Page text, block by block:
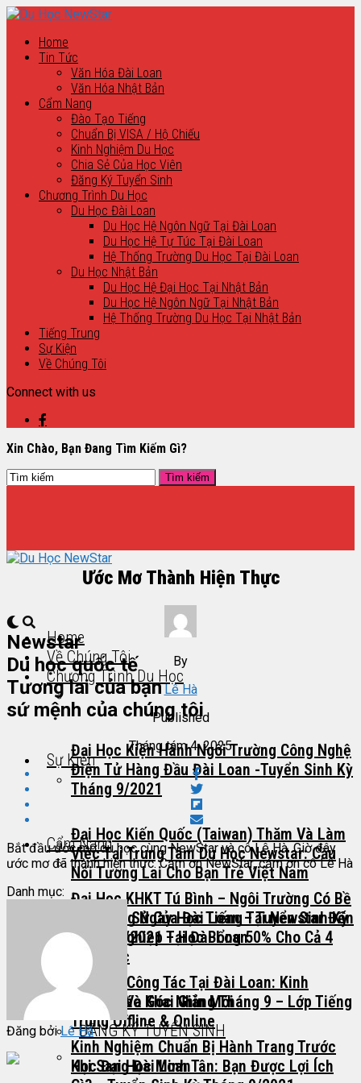
Home
Tin Tức
Văn Hóa Đài Loan
Văn Hóa Nhật Bản
Cẩm Nang
Đào Tạo Tiếng
Chuẩn Bị VISA / Hộ Chiếu
Kinh Nghiệm Du Học
Chia Sẻ Của Học Viên
Đăng Ký Tuyển Sinh
Chương Trình Du Học
Du Học Đài Loan
Du Học Hệ Ngôn Ngữ Tại Đài Loan
Du Học Hệ Tự Túc Tại Đài Loan
Hệ Thống Trường Du Học Tại Đài Loan
Du Học Nhật Bản
Du Học Hệ Đại Học Tại Nhật Bản
Du Học Hệ Ngôn Ngữ Tại Nhật Bản
Hệ Thống Trường Du Học Tại Nhật Bản
Tiếng Trung
Sự Kiện
Về Chúng Tôi
Connect with us
Xin Chào, Bạn Đang Tìm Kiếm Gì?
Newstar
Du học quốc tế
Tương lai của bạn
sứ mệnh của chúng tôi
Home
Về Chúng Tôi
Chương Trình Du Học
Đại Học Kiện Hành Ngôi Trường Công Nghệ
Điện Tử Hàng Đầu Đài Loan -tuyển Sinh Kỳ
Tháng 9/2021
Đại Học KHKT Tú Bình – Ngôi Trường Có Bề
Dày Lịch Sử Của Đài Loan – Tuyển Sinh Kỳ
Tháng 9/2021 – Học Bổng 50% Cho Cả 4
Năm Học
Học Đại Học Minh Tân: Bạn Được Lợi Ích
Sự Kiện
Đại Học Kiến Quốc (Taiwan) Thăm Và Làm
Việc Tại Trung Tâm Du Học Newstar: Cầu
Nối Tương Lai Cho Bạn Trẻ Việt Nam
Kết Quả Công Tác Tại Đài Loan: Kinh
Nghiệm Và Góc Nhìn Mới
Cẩm Nang
Từ Những Ngày Học Tiếng Tại Newstar Đến
Lễ Tốt Nghiệp Tại Đài Loan
Kinh Nghiệm Chuẩn Bị Hành Trang Trước
Khi Sang Đài Loan
Tiếng Trung
Thông Báo Khai Giảng Tháng 9 – Lớp Tiếng
Trung Offline & Online
ĐĂNG KÝ TUYỂN SINH
Ước Mơ Thành Hiện Thực
By
Lê Hà
Published
Tháng tám 4, 2025
Bắt đầu ước mơ du học cùng NewStar và cô Lê Hà. Giờ đây
ước mơ đã thành hiện thực. Cảm ơn NewStar, cảm ơn cô Lê Hà
Danh mục:
Đăng bởi Lê Hà